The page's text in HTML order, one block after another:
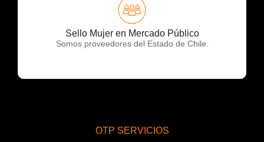
Sello Mujer en Mercado Público
Somos proveedores del Estado de Chile.
OTP Servicios
OTP SERVICIOS